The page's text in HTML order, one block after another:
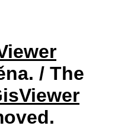
/ The